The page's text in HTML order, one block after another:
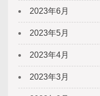
2023年6月
2023年5月
2023年4月
2023年3月